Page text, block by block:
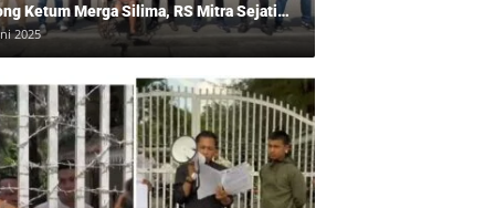
Ketum Merga Silima, RS Mitra Sejati
Kuasa Hukum, Hans Silalahi
Julita Cari Keadilan
2025